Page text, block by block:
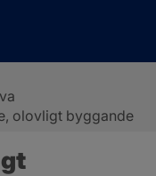
olovligt byggande